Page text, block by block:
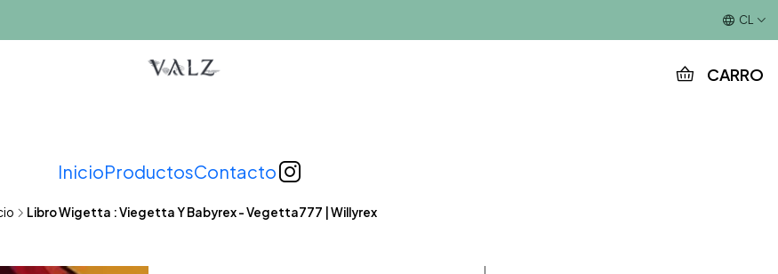
CARRO
InicioProductosContacto
CL
Libro Wigetta : Viegetta Y Babyrex - Vegetta777 | Willyrex